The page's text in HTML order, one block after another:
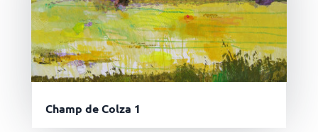
Champ de Colza 1